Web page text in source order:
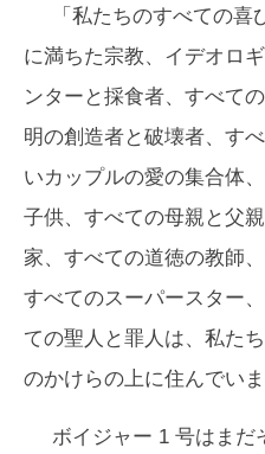
「私たちのすべての
に満ちた宗教、イデオロ
ンターと採食者、すべて
明の創造者と破壊者、す
いカップルの愛の集合体
子供、すべての母親と父
家、すべての道徳の教師
すべてのスーパースター
ての聖人と罪人は、私た
のかけらの上に住んでい
ボイジャー 1 号はまだ